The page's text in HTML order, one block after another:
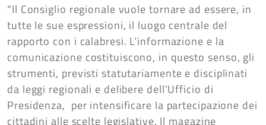
“Il Consiglio regionale vuole tornare ad essere, in
tutte le sue espressioni, il luogo centrale del
rapporto con i calabresi. L’informazione e la
comunicazione costituiscono, in questo senso, gli
strumenti, previsti statutariamente e disciplinati
da leggi regionali e delibere dell’Ufficio di
Presidenza, per intensificare la partecipazione dei
cittadini alle scelte legislative. Il magazine